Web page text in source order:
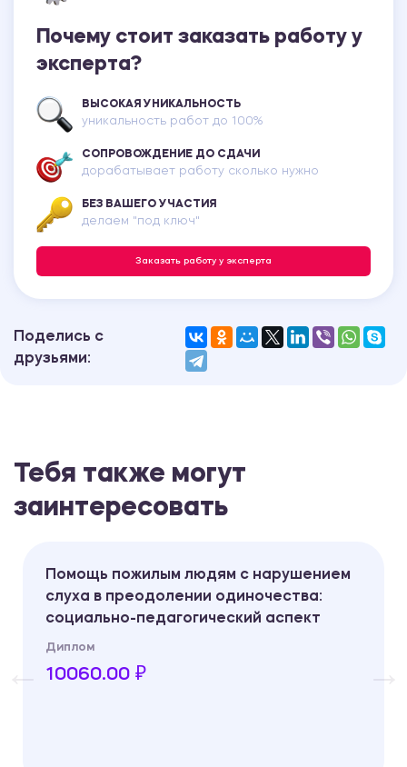
Почему стоит заказать работу у
эксперта?
ВЫСОКАЯ УНИКАЛЬНОСТЬ
уникальность работ до 100%
СОПРОВОЖДЕНИЕ ДО СДАЧИ
дорабатывает работу сколько нужно
БЕЗ ВАШЕГО УЧАСТИЯ
делаем "под ключ"
Заказать работу у эксперта
Поделись с
друзьями:
Тебя также могут
заинтересовать
Помощь пожилым людям с нарушением
слуха в преодолении одиночества:
социально-педагогический аспект
Диплом
10060.00 ₽